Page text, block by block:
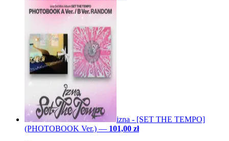
izna - [SET THE TEMPO]
(PHOTOBOOK Ver.) — 101,00 zł